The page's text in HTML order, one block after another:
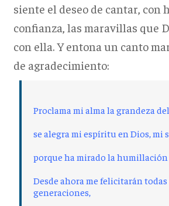
siente el deseo de cantar, con
confianza, las maravillas que
con ella. Y entona un canto
de agradecimiento:
Proclama mi alma la grandeza
se alegra mi espíritu en Dios, mi
porque ha mirado la humillación
Desde ahora me felicitarán todas
generaciones,